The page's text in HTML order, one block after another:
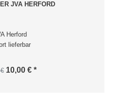
JVA HERFORD
Herford
lieferbar
10,00 € *